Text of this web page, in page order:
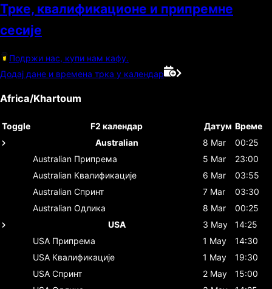
Трке, квалификационе и припремне
сесије
Подржи нас, купи нам кафу.
Додај дане и времена трка у календар
Africa/Khartoum
Toggle F2 календар Датум Време
Australian
8 Mar
00:25
Australian Припрема 5 Mar
23:00
Australian Квалификације 6 Mar
03:55
Australian Спринт 7 Mar
03:30
Australian Одлика 8 Mar
00:25
USA
3 May
14:25
USA Припрема 1 May
14:30
USA Квалификације 1 May
19:30
USA Спринт 2 May
15:00